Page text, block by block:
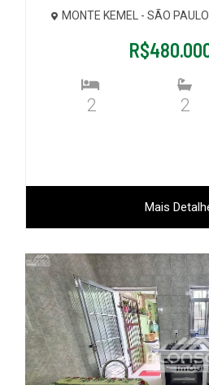
MONTE KEMEL - SÃO
2 2
Mais